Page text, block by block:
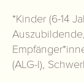
*Kinder (6-14
(ALG-I),